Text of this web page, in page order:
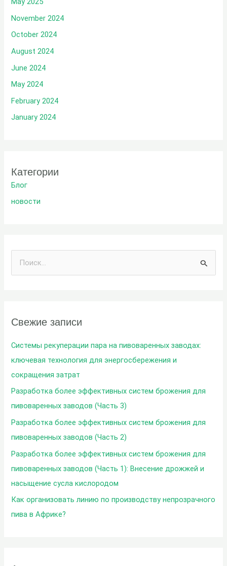
November 2024
October 2024
August 2024
June 2024
May 2024
February 2024
January 2024
Категории
Блог
новости
т
Свежие записи
Системы рекуперации пара на пивоваренных заводах:
ключевая технология для энергосбережения и
сокращения затрат
Разработка более эффективных систем брожения для
пивоваренных заводов (Часть 3)
Разработка более эффективных систем брожения для
пивоваренных заводов (Часть 2)
Разработка более эффективных систем брожения для
пивоваренных заводов (Часть 1): Внесение дрожжей и
насыщение сусла кислородом
Как организовать линию по производству непрозрачного
пива в Африке?